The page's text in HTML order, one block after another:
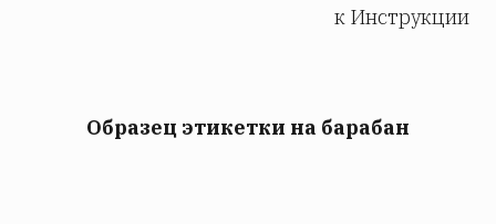
к Инструкции
Образец этикетки на барабан